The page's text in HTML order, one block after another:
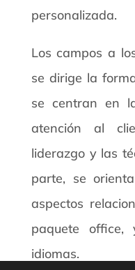
personalizada.
Los campos a
se dirige la
se centran en
atención al
liderazgo y las
parte, se
aspectos
paquete
idiomas.